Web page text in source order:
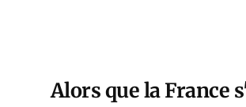
Alors que la France